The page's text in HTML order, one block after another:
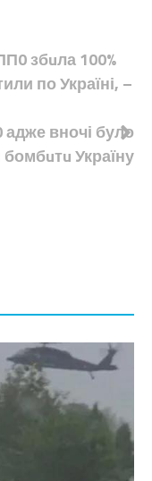
збuла 100%
по Україні, –
вночі було
бомбuтu Україну